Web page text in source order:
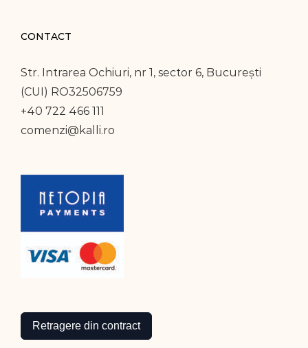
CONTACT
Str. Intrarea Ochiuri, nr 1, sector 6, București
(CUI) RO32506759
+40 722 466 111
comenzi@kalli.ro
Retragere din contract